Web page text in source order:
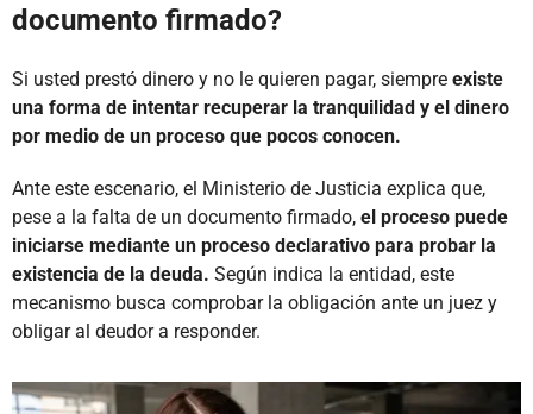
documento firmado?
Si usted prestó dinero y no le quieren pagar, siempre existe
una forma de intentar recuperar la tranquilidad y el dinero
por medio de un proceso que pocos conocen.
Ante este escenario, el Ministerio de Justicia explica que,
pese a la falta de un documento firmado, el proceso puede
iniciarse mediante un proceso declarativo para probar la
existencia de la deuda. Según indica la entidad, este
mecanismo busca comprobar la obligación ante un juez y
obligar al deudor a responder.